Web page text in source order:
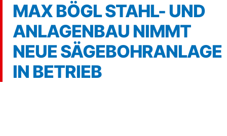
MAX BÖGL STAHL- UND
ANLAGENBAU NIMMT
NEUE SÄGEBOHRANLAGE
IN BETRIEB